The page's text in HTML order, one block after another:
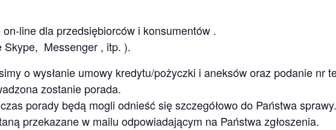
line dla przedsiębiorców i konsumentów .
Skype, Messenger , itp. ).
o wysłanie umowy kredytu/pożyczki i aneksów oraz podanie nr
zostanie porada.
porady będą mogli odnieść się szczegółowo do Państwa sprawy.
przekazane w mailu odpowiadającym na Państwa zgłoszenia.